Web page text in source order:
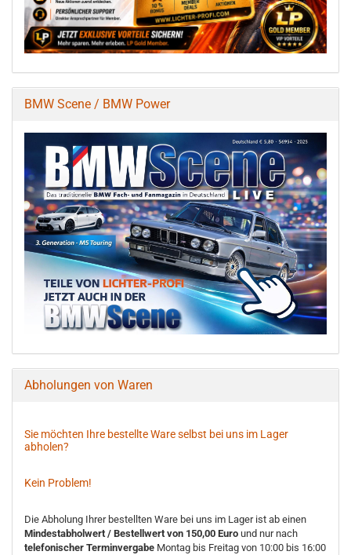
BMW Scene / BMW Power
Abholungen von Waren
Sie möchten Ihre bestellte Ware selbst bei uns im Lager
abholen?
Kein Problem!
Die Abholung Ihrer bestellten Ware bei uns im Lager ist ab einen
Mindestabholwert / Bestellwert von 150,00 Euro und nur nach
telefonischer Terminvergabe Montag bis Freitag von 10:00 bis 16:00